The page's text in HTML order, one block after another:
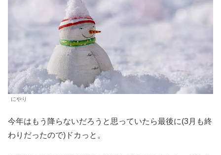
にやり
今年はもう降らないだろうと思っていたら最後に(3月も終
わりだったので)ドカっと。